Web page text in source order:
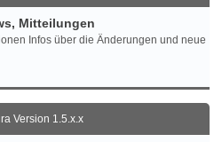
Mitteilungen
Infos über die Änderungen und neue
Version 1.5.x.x